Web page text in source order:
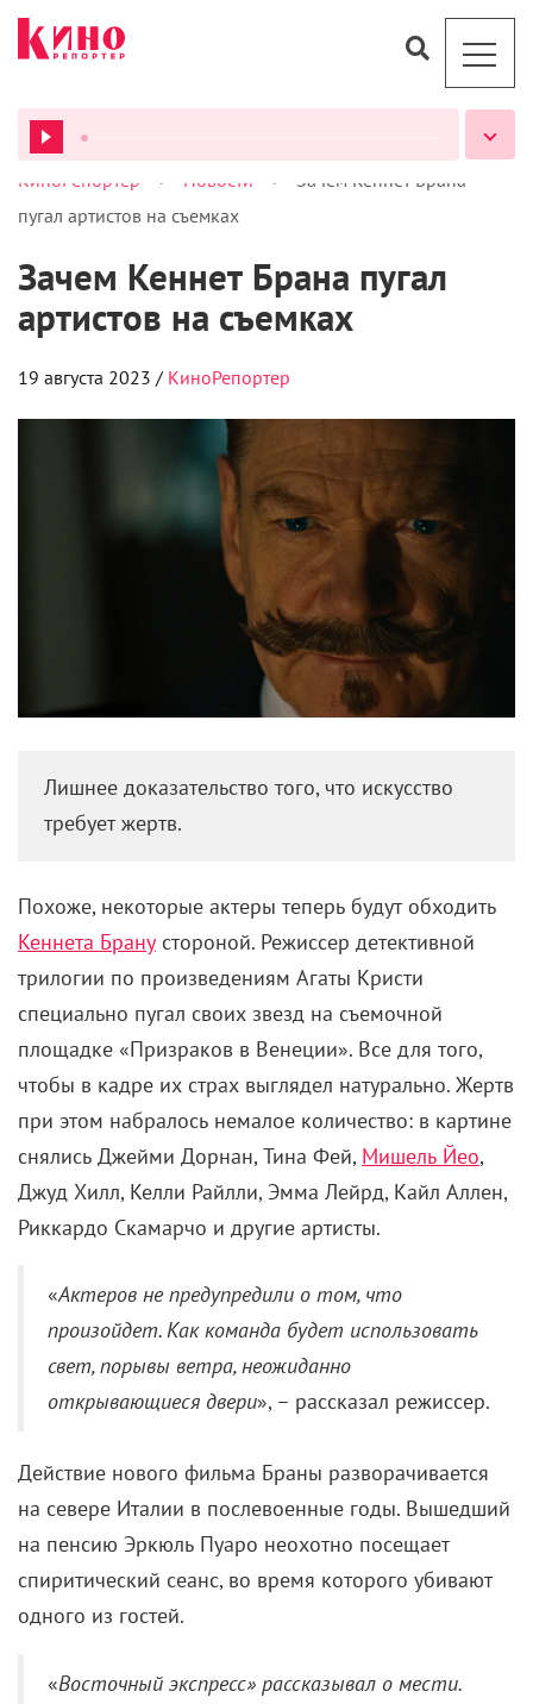
ВСЕ ПОДКАСТЫ
КиноРепортер > Новости >
Зачем Кеннет Брана
пугал артистов на съемках
Зачем Кеннет Брана пугал
артистов на съемках
19 августа 2023 / КиноРепортер
Лишнее доказательство того, что искусство
требует жертв.
Похоже, некоторые актеры теперь будут обходить
Кеннета Брану стороной. Режиссер детективной
трилогии по произведениям Агаты Кристи
специально пугал своих звезд на съемочной
площадке «Призраков в Венеции». Все для того,
чтобы в кадре их страх выглядел натурально. Жертв
при этом набралось немалое количество: в картине
снялись Джейми Дорнан, Тина Фей, Мишель Йео,
Джуд Хилл, Келли Райлли, Эмма Лейрд, Кайл Аллен,
Риккардо Скамарчо и другие артисты.
«Актеров не предупредили о том, что
произойдет. Как команда будет использовать
свет, порывы ветра, неожиданно
открывающиеся двери», – рассказал режиссер.
Действие нового фильма Браны разворачивается
на севере Италии в послевоенные годы. Вышедший
на пенсию Эркюль Пуаро неохотно посещает
спиритический сеанс, во время которого убивают
одного из гостей.
«Восточный экспресс» рассказывал о мести.